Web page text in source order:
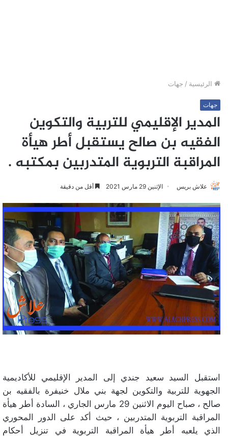
الرئيسية / جهات
جهات
المدير الإقليمي للتربية والتكوين
الفقيه بن صالح يستقبل أطر هيأة
المراقبة التربوية المتدربين بمكتبه .
علاش بريس الإثنين 29 مارس 2021 أقل من دقيقة
استقبل السيد سعيد جندي إلى المدير الإقليمي للأكاديمية
الجهوية للتربية والتكوين لجهة بني ملال خنيفرة بالفقيه بن
صالح ، صباح اليوم الاثنين 29 مارس الجاري ، السادة أطر هيأة
المراقبة التربوية المتدربين ، حيث أكد على الدور المحوري
الذي يلعبه أطر هيأة المراقبة التربوية في تنزيل أحكام